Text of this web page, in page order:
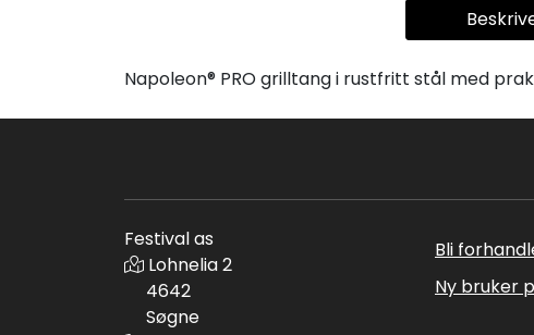
Napoleon® PRO grilltang i rustfritt stål med
Festival as
Lohnelia 2
4642
Søgne
Bli
Ny bruker